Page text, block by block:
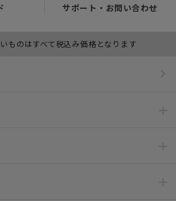
サポート・お問い合わせ
ものはすべて税込み価格となります